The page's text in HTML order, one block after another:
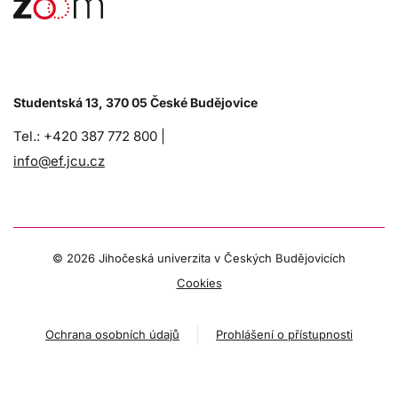
Studentská 13, 370 05 České Budějovice
Tel.: +420 387 772 800 |
info@ef.jcu.cz
© 2026 Jihočeská univerzita v Českých Budějovicích
Cookies
Ochrana osobních údajů Prohlášení o přístupnosti